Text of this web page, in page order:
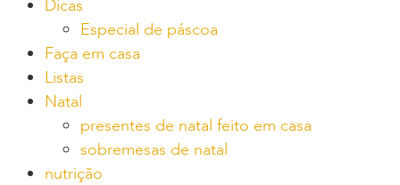
Dicas
Especial de páscoa
Faça em casa
Listas
Natal
presentes de natal feito em casa
sobremesas de natal
nutrição